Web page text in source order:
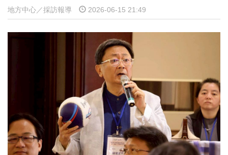
地方中心／採訪報導 2026-06-15 21:49